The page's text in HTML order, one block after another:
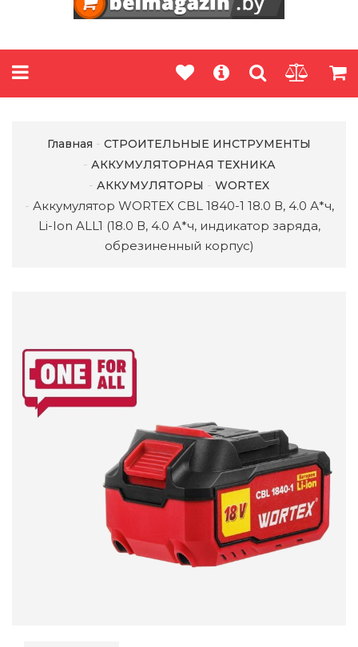
Главная
СТРОИТЕЛЬНЫЕ ИНСТРУМЕНТЫ
АККУМУЛЯТОРНАЯ ТЕХНИКА
АККУМУЛЯТОРЫ
WORTEX
Аккумулятор WORTEX CBL 1840-1 18.0 В, 4.0 А*ч,
Li-Ion ALL1 (18.0 В, 4.0 А*ч, индикатор заряда,
обрезиненный корпус)